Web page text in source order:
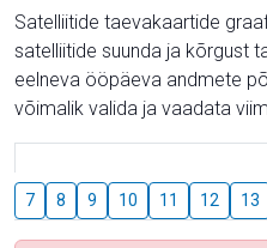
Satelliitide taevakaartide
satelliitide suunda ja kõrgust
eelneva ööpäeva andmete
võimalik valida ja vaadata
7 8 9 10 11 12 13